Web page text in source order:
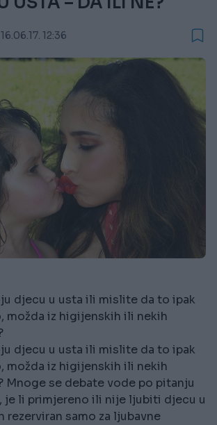
16.06.17. 12:36
djecu u usta ili mislite da to ipak
možda iz higijenskih ili nekih
djecu u usta ili mislite da to ipak
možda iz higijenskih ili nekih
Mnoge se debate vode po pitanju
je li primjereno ili nije ljubiti djecu u
rezerviran samo za ljubavne